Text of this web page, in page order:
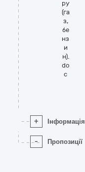
ру
(га
з,
бе
нз
и
н).
do
c
+
- Пропозиції